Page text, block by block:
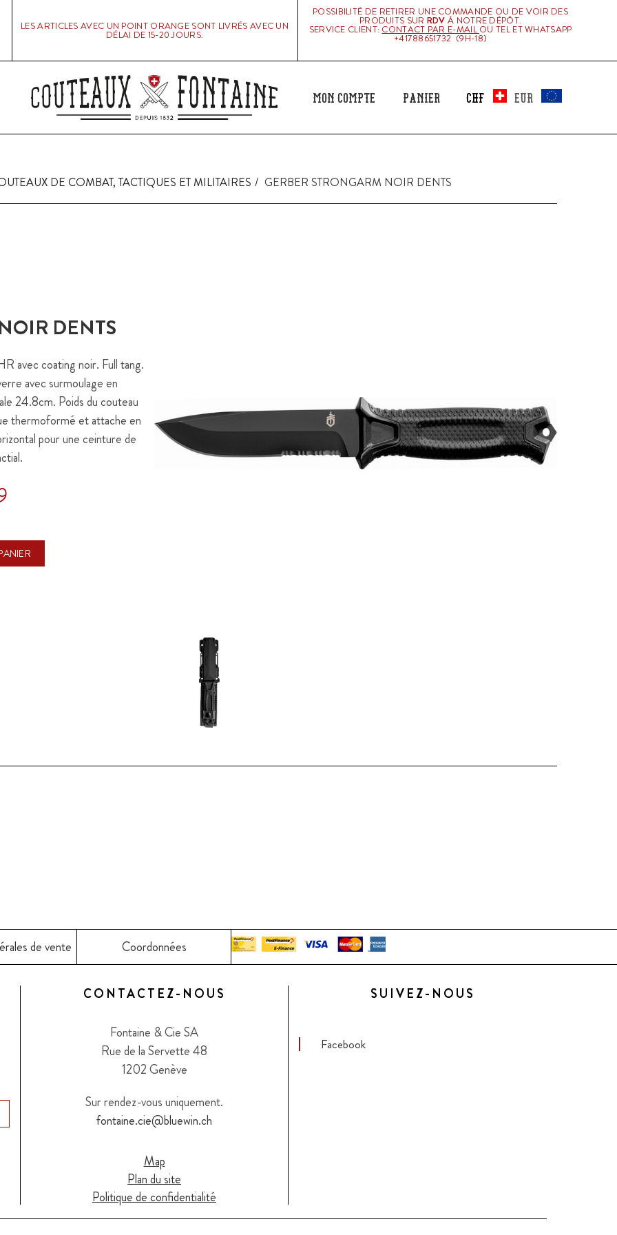
LES ARTICLES AVEC UN POINT ORANGE SONT LIVRÉS AVEC UN
DÉLAI DE 15-20 JOURS.
POSSIBILITÉ DE RETIRER UNE COMMANDE OU DE VOIR DES
PRODUITS SUR RDV À NOTRE DÉPÔT.
SERVICE CLIENT: CONTACT PAR E-MAIL OU TEL ET WHATSAPP
+41788651732 (9H-18)
Mon Compte Panier
DE COMBAT, TACTIQUES ET MILITAIRES GERBER STRONGARM NOIR DENTS
DENTS
avec coating noir. Full tang.
avec surmoulage en
24.8cm. Poids du couteau
thermoformé et attache en
pour une ceinture de
de vente Coordonnées
CONTACTEZ-NOUS
Fontaine & Cie SA
Rue de la Servette 48
1202 Genève
Sur rendez-vous uniquement.
fontaine.cie@bluewin.ch
Map
Plan du site
Politique de confidentialité
SUIVEZ-NOUS
Facebook